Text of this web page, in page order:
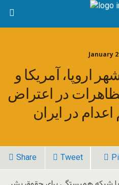
January
اروپا، آمریکا و
در اعتراض
در ایران
Share Tweet